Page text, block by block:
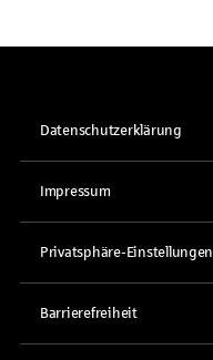
Datenschutzerklärung
Impressum
Privatsphäre-Einstellungen
Barrierefreiheit